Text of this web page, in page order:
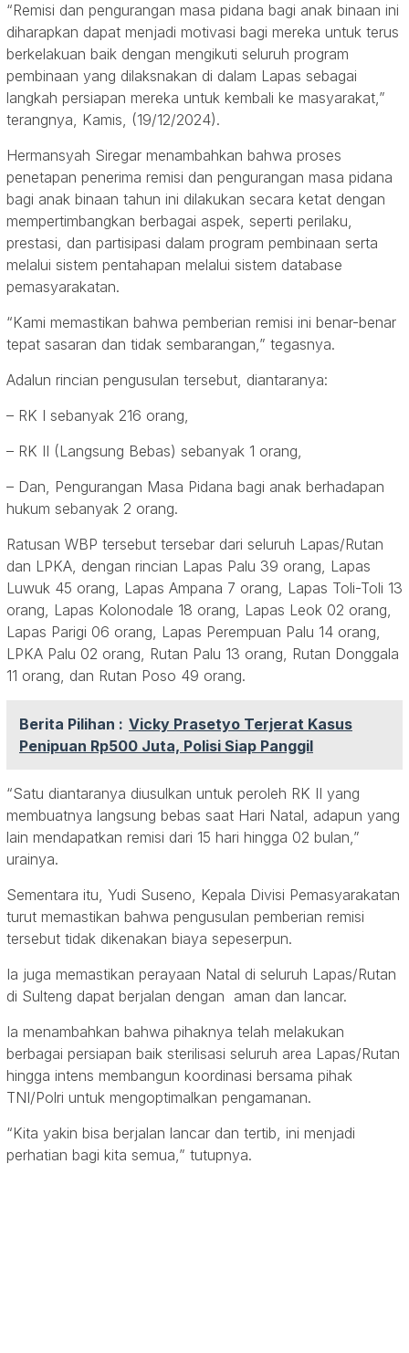
“Remisi dan pengurangan masa pidana bagi anak binaan ini
diharapkan dapat menjadi motivasi bagi mereka untuk terus
berkelakuan baik dengan mengikuti seluruh program
pembinaan yang dilaksnakan di dalam Lapas sebagai
langkah persiapan mereka untuk kembali ke masyarakat,”
terangnya, Kamis, (19/12/2024).
Hermansyah Siregar menambahkan bahwa proses
penetapan penerima remisi dan pengurangan masa pidana
bagi anak binaan tahun ini dilakukan secara ketat dengan
mempertimbangkan berbagai aspek, seperti perilaku,
prestasi, dan partisipasi dalam program pembinaan serta
melalui sistem pentahapan melalui sistem database
pemasyarakatan.
“Kami memastikan bahwa pemberian remisi ini benar-benar
tepat sasaran dan tidak sembarangan,” tegasnya.
Adalun rincian pengusulan tersebut, diantaranya:
– RK I sebanyak 216 orang,
– RK II (Langsung Bebas) sebanyak 1 orang,
– Dan, Pengurangan Masa Pidana bagi anak berhadapan
hukum sebanyak 2 orang.
Ratusan WBP tersebut tersebar dari seluruh Lapas/Rutan
dan LPKA, dengan rincian Lapas Palu 39 orang, Lapas
Luwuk 45 orang, Lapas Ampana 7 orang, Lapas Toli-Toli 13
orang, Lapas Kolonodale 18 orang, Lapas Leok 02 orang,
Lapas Parigi 06 orang, Lapas Perempuan Palu 14 orang,
LPKA Palu 02 orang, Rutan Palu 13 orang, Rutan Donggala
11 orang, dan Rutan Poso 49 orang.
Berita Pilihan : Vicky Prasetyo Terjerat Kasus
Penipuan Rp500 Juta, Polisi Siap Panggil
“Satu diantaranya diusulkan untuk peroleh RK II yang
membuatnya langsung bebas saat Hari Natal, adapun yang
lain mendapatkan remisi dari 15 hari hingga 02 bulan,”
urainya.
Sementara itu, Yudi Suseno, Kepala Divisi Pemasyarakatan
turut memastikan bahwa pengusulan pemberian remisi
tersebut tidak dikenakan biaya sepeserpun.
Ia juga memastikan perayaan Natal di seluruh Lapas/Rutan
di Sulteng dapat berjalan dengan aman dan lancar.
Ia menambahkan bahwa pihaknya telah melakukan
berbagai persiapan baik sterilisasi seluruh area Lapas/Rutan
hingga intens membangun koordinasi bersama pihak
TNI/Polri untuk mengoptimalkan pengamanan.
“Kita yakin bisa berjalan lancar dan tertib, ini menjadi
perhatian bagi kita semua,” tutupnya.